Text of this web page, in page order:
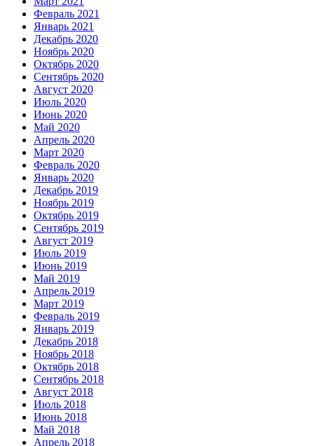
Февраль 2021
Январь 2021
Декабрь 2020
Ноябрь 2020
Октябрь 2020
Сентябрь 2020
Август 2020
Июль 2020
Июнь 2020
Май 2020
Апрель 2020
Март 2020
Февраль 2020
Январь 2020
Декабрь 2019
Ноябрь 2019
Октябрь 2019
Сентябрь 2019
Август 2019
Июль 2019
Июнь 2019
Май 2019
Апрель 2019
Март 2019
Февраль 2019
Январь 2019
Декабрь 2018
Ноябрь 2018
Октябрь 2018
Сентябрь 2018
Август 2018
Июль 2018
Июнь 2018
Май 2018
Апрель 2018